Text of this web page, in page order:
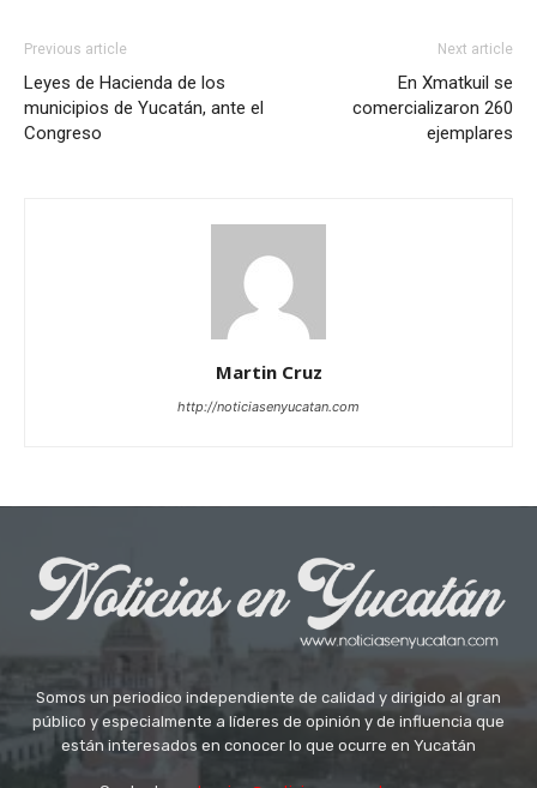
Previous article
Leyes de Hacienda de los
municipios de Yucatán, ante el
Congreso
Next article
En Xmatkuil se
comercializaron 260
ejemplares
Martin Cruz
http://noticiasenyucatan.com
Somos un periodico independiente de calidad y dirigido al gran
público y especialmente a líderes de opinión y de influencia que
están interesados en conocer lo que ocurre en Yucatán